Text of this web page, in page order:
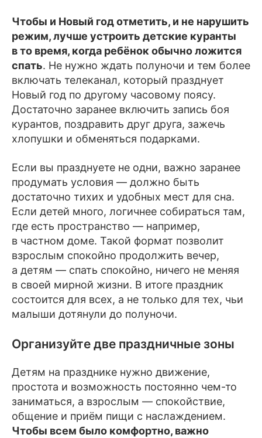
Чтобы и Новый год отметить, и не нарушить
режим, лучше устроить детские куранты
в то время, когда ребёнок обычно ложится
спать. Не нужно ждать полуночи и тем более
включать телеканал, который празднует
Новый год по другому часовому поясу.
Достаточно заранее включить запись боя
курантов, поздравить друг друга, зажечь
хлопушки и обменяться подарками.
Если вы празднуете не одни, важно заранее
продумать условия — должно быть
достаточно тихих и удобных мест для сна.
Если детей много, логичнее собираться там,
где есть пространство — например,
в частном доме. Такой формат позволит
взрослым спокойно продолжить вечер,
а детям — спать спокойно, ничего не меняя
в своей мирной жизни. В итоге праздник
состоится для всех, а не только для тех, чьи
малыши дотянули до полуночи.
Организуйте две праздничные зоны
Детям на празднике нужно движение,
простота и возможность постоянно чем-то
заниматься, а взрослым — спокойствие,
общение и приём пищи с наслаждением.
Чтобы всем было комфортно, важно